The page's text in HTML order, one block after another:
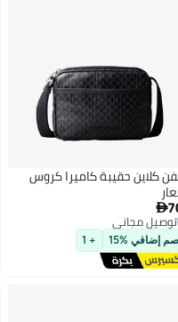
كلاين حقيبة كاميرا كروس

مجاني
مجاني
إضافي %15 + 1